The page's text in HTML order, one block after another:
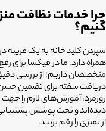
چرا خدمات نظافت
کنیم؟
سپردن کلید خانه به یک
همراه دارد. ما در فیکسا برای
متخصصان داریم؛ از بررسی
دریافت سفته برای تضمین
روزمزد، آموزش‌های لازم را
دیده‌اند و تحت پوشش
از تمیزی را رقم بزنند.